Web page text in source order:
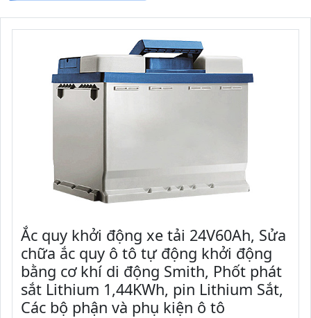
Ắc quy khởi động xe tải 24V60Ah, Sửa
chữa ắc quy ô tô tự động khởi động
bằng cơ khí di động Smith, Phốt phát
sắt Lithium 1,44KWh, pin Lithium Sắt,
Các bộ phận và phụ kiện ô tô